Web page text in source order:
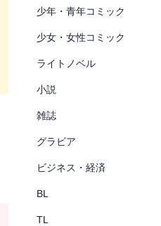
少年・青年コミック
少女・女性コミック
ライトノベル
小説
雑誌
グラビア
ビジネス・経済
BL
TL